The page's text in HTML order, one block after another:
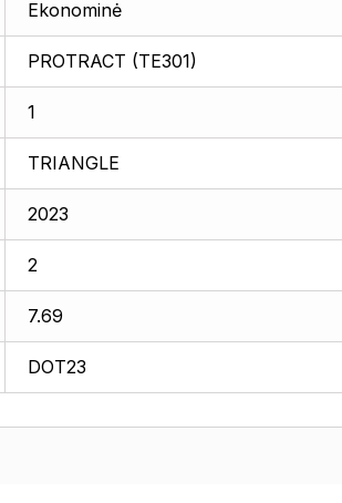
Ekonominė
PROTRACT (TE301)
1
TRIANGLE
2023
2
7.69
DOT23